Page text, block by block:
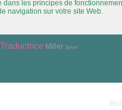
dans les principes de
navigation sur votre site Web.
Traductrice Miller Sylvie